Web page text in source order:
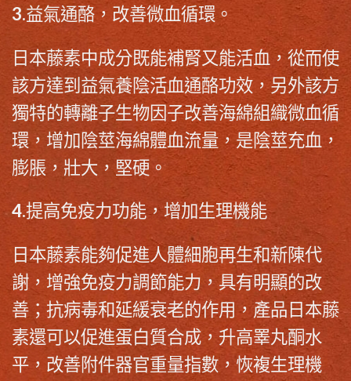
3.益氣通酪，改善微血循環。
日本藤素中成分既能補腎又能活血，從而使
該方達到益氣養陰活血通酪功效，另外該方
獨特的轉離子生物因子改善海綿組織微血循
環，增加陰莖海綿體血流量，是陰莖充血，
膨脹，壯大，堅硬。
4.提高免疫力功能，增加生理機能
日本藤素能夠促進人體細胞再生和新陳代
謝，增強免疫力調節能力，具有明顯的改
善；抗病毒和延緩衰老的作用，產品日本藤
素還可以促進蛋白質合成，升高睪丸酮水
平，改善附件器官重量指數，恢複生理機